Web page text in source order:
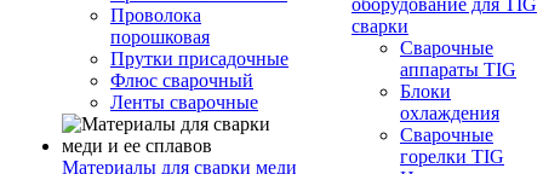
Проволока
порошковая
Прутки присадочные
Флюс сварочный
Ленты сварочные
Материалы для сварки меди
оборудование для TIG
сварки
Сварочные
аппараты TIG
Блоки
охлаждения
Сварочные
горелки TIG